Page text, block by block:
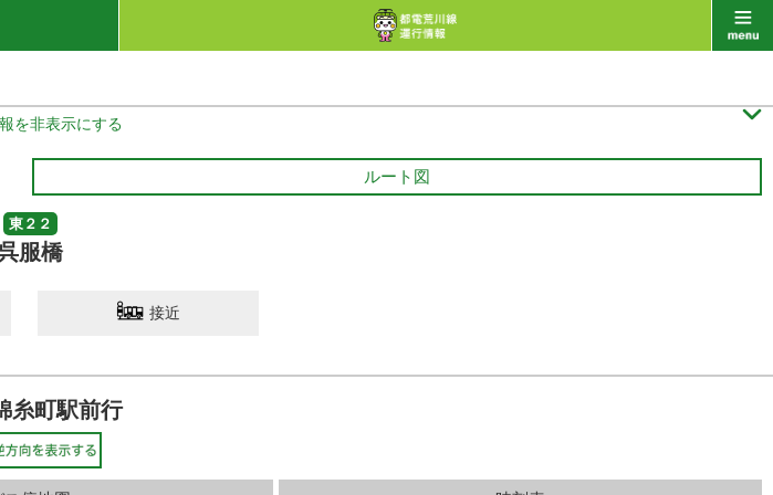
を非表示にする 
ルート図
東２２
服橋
接近
糸町駅前行